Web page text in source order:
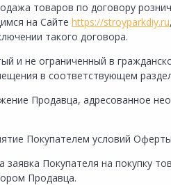
товаров по договору
на Сайте https://stroyparkdiy.ru
такого договора.
и не ограниченный в
в соответствующем
Продавца, адресованное
Покупателем условий
Покупателя на покупку
Продавца.